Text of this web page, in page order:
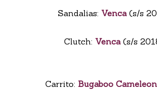
Sandalias: Venca(s/s
Clutch: Venca(s/s
Carrito: Bugaboo